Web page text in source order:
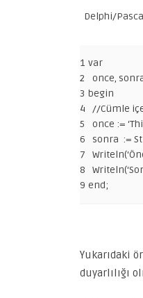
Delphi/
1
2
3
4
5
6
7
8
9
var
once,
begin
//Cümle
once :=
sonra :=
Writeln(
Writeln(
end;
Yukarıdaki
duyarlılığı